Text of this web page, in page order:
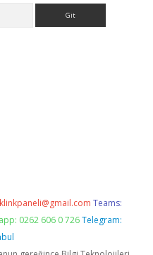
Teams:
0262 606 0 726 Telegram: